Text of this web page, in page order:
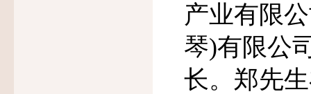
产业有限
琴)有限公
长。郑先